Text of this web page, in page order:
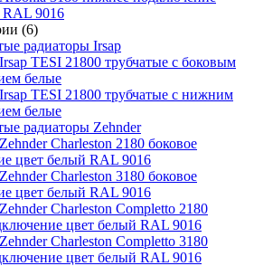
RAL 9016
(6)
радиаторы Irsap
TESI 21800 трубчатые с боковым
белые
TESI 21800 трубчатые с нижним
белые
радиаторы Zehnder
Charleston 2180 боковое
цвет белый RAL 9016
Charleston 3180 боковое
цвет белый RAL 9016
Charleston Completto 2180
цвет белый RAL 9016
Charleston Completto 3180
цвет белый RAL 9016